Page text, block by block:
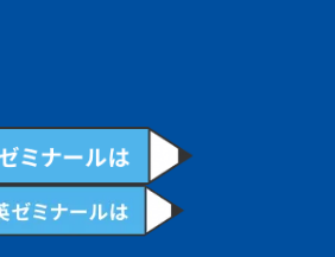
やすいです！
、創英の先生たちが優しく丁寧に勉強を教